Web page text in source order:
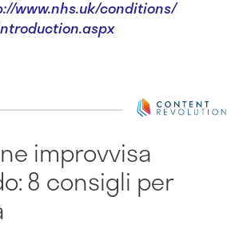
www.nhs.uk/conditions/
aspx
improvvisa
8 consigli per